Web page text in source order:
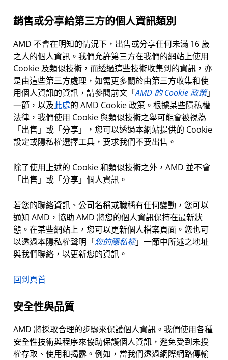
銷售或分享給第三方的個人資訊類別
AMD 不會在明知的情況下，出售或分享任何未滿 16 歲
之人的個人資訊。我們允許第三方在我們的網站上使用
Cookie 及類似技術，而透過這些技術收集到的資訊，亦
是由這些第三方處理，如需更多關於由第三方收集和使
用個人資訊的資訊，請參閱前文「AMD 的 Cookie 政策」
一節，以及此處的 AMD Cookie 政策。根據某些隱私權
法律，我們使用 Cookie 與類似技術之舉可能會被視為
「出售」或「分享」，您可以透過本網站提供的 Cookie
設定或隱私權選擇工具，要求我們不要出售。
除了使用上述的 Cookie 和類似技術之外，AMD 並不會
「出售」或「分享」個人資訊。
若您的聯絡資訊、公司名稱或職稱有任何變動，您可以
通知 AMD，協助 AMD 將您的個人資訊保持在最新狀
態。在某些網站上，您可以更新個人檔案頁面。您也可
以透過本隱私權聲明「您的隱私權」一節中所述之地址
與我們聯絡，以更新您的資訊。
回到頁首
安全性與品質
AMD 將採取合理的步驟來保護個人資訊。我們使用各種
安全性技術與程序來協助保護個人資訊，避免受到未授
權存取、使用和揭露。例如，當我們透過網際網路傳輸